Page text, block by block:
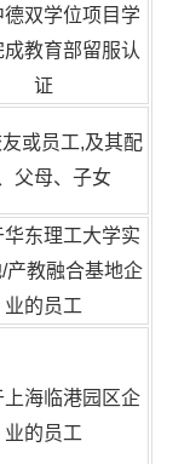
德双学位项目学
成教育部留服认
证
或员工,及其配
父母、子女
华东理工大学实
产教融合基地企
业的员工
上海临港园区企
业的员工